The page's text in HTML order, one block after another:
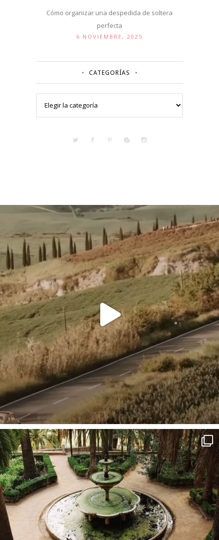
Cómo organizar una despedida de soltera
perfecta
6 NOVIEMBRE, 2025
CATEGORÍAS